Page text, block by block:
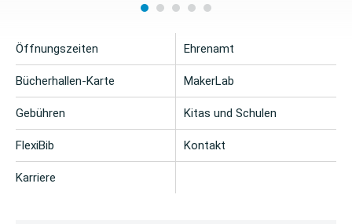
Öffnungszeiten
Bücherhallen-Karte
Gebühren
FlexiBib
Karriere
Ehrenamt
MakerLab
Kitas und Schulen
Kontakt